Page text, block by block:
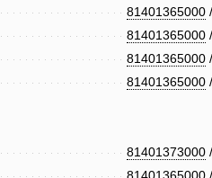
81401365000
81401365000
81401365000
81401365000
81401373000